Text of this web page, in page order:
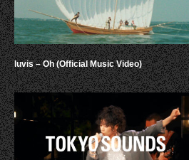
luvis – Oh (Official Music Video)